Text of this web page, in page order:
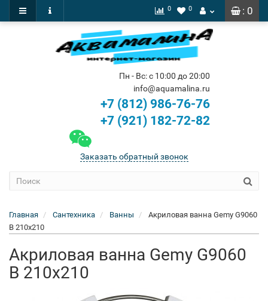
: 0
0 0
Пн - Вс: с 10:00 до 20:00
info@aquamalina.ru
+7 (812) 986-76-76
+7 (921) 182-72-82
Заказать обратный звонок
Главная Сантехника Ванны
Акриловая ванна Gemy G9060
B 210x210
Акриловая ванна Gemy G9060
B 210x210